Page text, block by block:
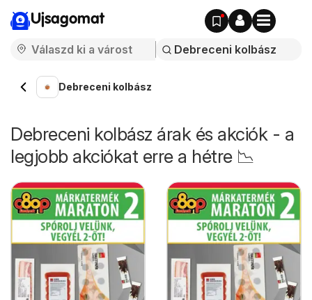
Ujsagomat
Debreceni kolbász
Debreceni kolbász árak és akciók - a
legjobb akciókat erre a hétre 📉